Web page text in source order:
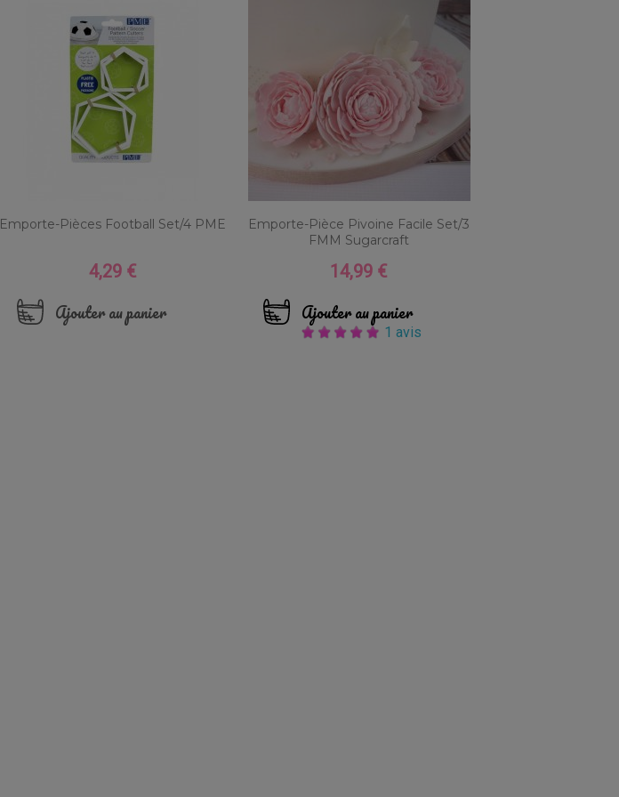
Emporte-Pièces Football Set/4 PME
Prix
4,29 €
Ajouter au panier
Emporte-Pièce Pivoine Facile Set/3
FMM Sugarcraft
Prix
14,99 €
Ajouter au panier
1 avis